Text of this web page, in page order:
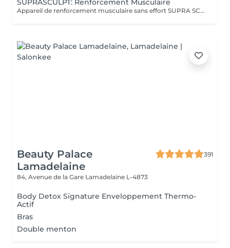
SUPRASCULPT: Renforcement Musculaire
Appareil de renforcement musculaire sans effort SUPRA SCULPT: entreprise française ayant eu le prix de l'innovation pour cet appareil car très performant: ce sont des ondes électromagnétiques qui vont créer des contractions impossible à reproduire dans la vraie vie, et qui vont développer les muscles de la zone traitée: abdominaux, fessiers, cuisses avant ou arrières, bras, mollets.
Beauty Palace
Lamadelaine
391
84, Avenue de la Gare Lamadelaine L-4873
Body Detox Signature Enveloppement Thermo-
Actif
Bras
Double menton